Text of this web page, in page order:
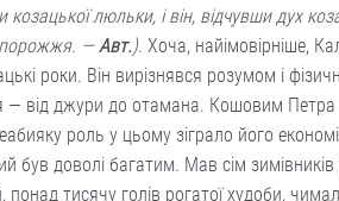
люльки, і він, відчувши дух
—Авт.). Хоча, най­імовірніше,
роки. Він вирізнявся розумом і
— від джури до отамана. Кошовим
роль у цьому зіграло його
був доволі багатим. Мав сім зимівників
понад тисячу голів рогатої худоби,